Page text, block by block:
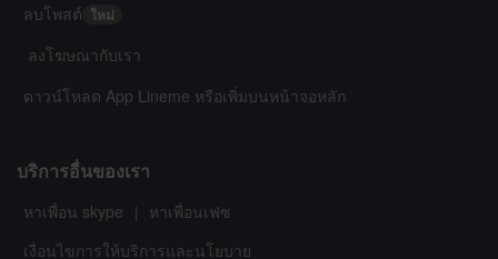
ลบโพสต์ ใหม่
ลงโฆษณากับเรา
ดาวน์โหลด App Lineme หรือเพิ่มบนหน้าจอหลัก
บริการอื่นของเรา
หาเพื่อน skype |
หาเพื่อนเฟซ
เงื่อนไขการให้บริการและนโยบาย